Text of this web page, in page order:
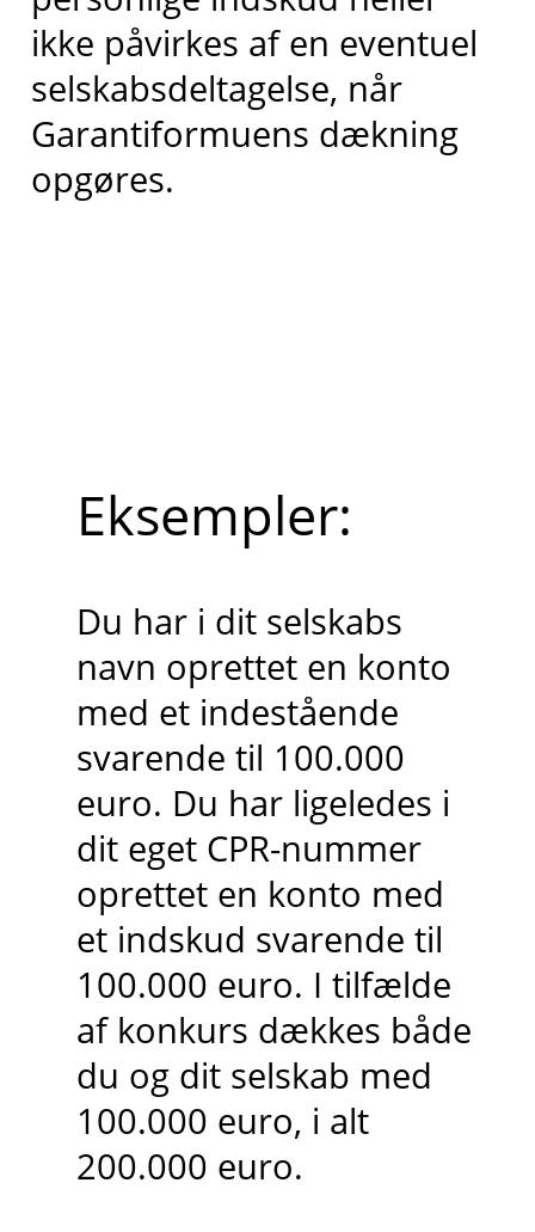
ikke påvirkes af en eventuel
selskabsdeltagelse, når
Garantiformuens dækning
opgøres.
Eksempler:
Du har i dit selskabs
navn oprettet en konto
med et indestående
svarende til 100.000
euro. Du har ligeledes i
dit eget CPR-nummer
oprettet en konto med
et indskud svarende til
100.000 euro. I tilfælde
af konkurs dækkes både
du og dit selskab med
100.000 euro, i alt
200.000 euro.